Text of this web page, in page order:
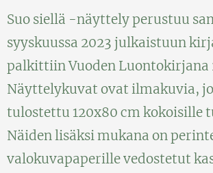
Suo siellä -näyttely perustuu
syyskuussa 2023 julkaistuun
palkittiin Vuoden Luontokirjana
Näyttelykuvat ovat ilmakuvia,
tulostettu 120x80 cm kokoisille
Näiden lisäksi mukana on
valokuvapaperille vedostetut